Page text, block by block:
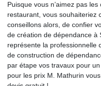
Puisque vous n’aimez pas
restaurant, vous souhaiteriez
conseillons alors, de confier
de création de dépendance à
représente la professionnelle
de construction de
par étape vos travaux pour
pour les prix M. Mathurin